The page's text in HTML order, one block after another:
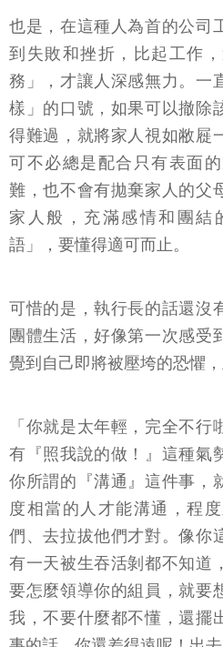
也是，在這種人為首的公司
到失敗和挫折，比起工作
務」，才讓人深感無力。一
樣」的口號，如果可以撤除
得難過，就將家人視如敝屣
可不必總是配合只有表面
難，也不會有拋棄家人的父
家人般，充滿感情和團結
語」，要懂得適可而止。
可惜的是，執行長的話還沒
團體生活，好像第一次感受
覺到自己即將被壓垮的恐懼
「你就是太年輕，完全不
有『照我說的做！』這種氣
你所謂的『溝通』這件事，
度相當的人才能溝通，程
們、去拉拔他們才對。像你
有一天被生吞活剝都不知道
要怎麼領導你的組員，就要
我，不要什麼都不懂，還擺